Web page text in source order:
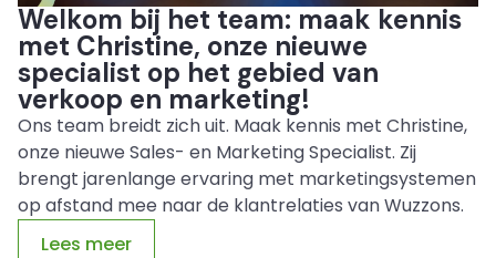
Welkom bij het team: maak kennis
met Christine, onze nieuwe
specialist op het gebied van
verkoop en marketing!
Ons team breidt zich uit. Maak kennis met Christine,
onze nieuwe Sales- en Marketing Specialist. Zij
brengt jarenlange ervaring met marketingsystemen
op afstand mee naar de klantrelaties van Wuzzons.
Lees meer